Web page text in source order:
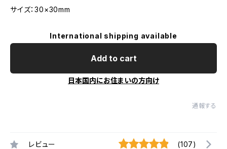
サイズ：30×30mm
International shipping available
Add to cart
日本国内にお住まいの方向け
通報する
レビュー (107)